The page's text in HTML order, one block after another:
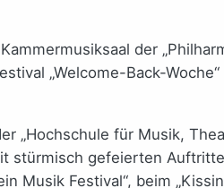
der
„Welcome-Back-Woche“
„Hochschule für Musik,
stürmisch gefeierten
Musik Festival“, beim